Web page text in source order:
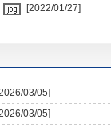
[2022/01/27]
03/05]
03/05]